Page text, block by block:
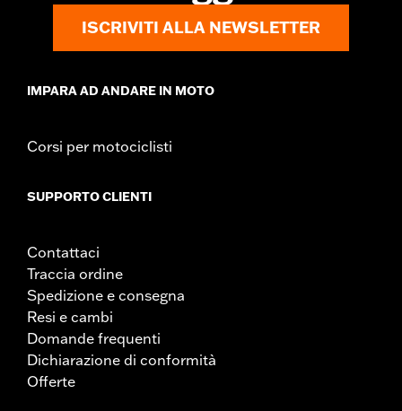
ISCRIVITI ALLA NEWSLETTER
IMPARA AD ANDARE IN MOTO
Corsi per motociclisti
SUPPORTO CLIENTI
Contattaci
Traccia ordine
Spedizione e consegna
Resi e cambi
Domande frequenti
Dichiarazione di conformità
Offerte